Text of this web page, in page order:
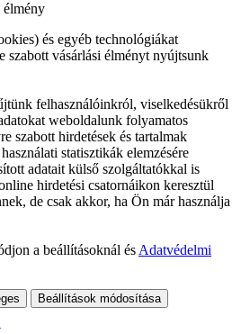
élmény
és egyéb technológiákat
szabott vásárlási élményt nyújtsunk
felhasználóinkról, viselkedésükről
weboldalunk folyamatos
szabott hirdetések és tartalmak
statisztikák elemzésére
adatait külső szolgáltatókkal is
hirdetési csatornáikon keresztül
de csak akkor, ha Ön már használja
a beállításoknál és Adatvédelmi
Beállítások módosítása